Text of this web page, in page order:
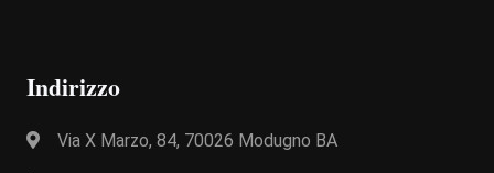
Indirizzo
Via X Marzo, 84, 70026 Modugno BA